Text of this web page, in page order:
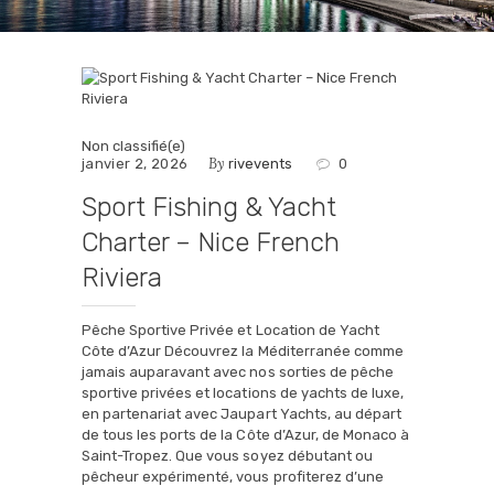
Non classifié(e)
janvier 2, 2026
Byrivevents 0
Sport Fishing & Yacht
Charter – Nice French
Riviera
Pêche Sportive Privée et Location de Yacht
Côte d’Azur Découvrez la Méditerranée comme
jamais auparavant avec nos sorties de pêche
sportive privées et locations de yachts de luxe,
en partenariat avec Jaupart Yachts, au départ
de tous les ports de la Côte d’Azur, de Monaco à
Saint-Tropez. Que vous soyez débutant ou
pêcheur expérimenté, vous profiterez d’une